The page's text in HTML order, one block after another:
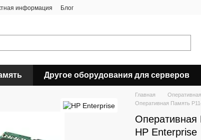
информация Блог
Другое оборудования для серверов
Главная
Оперативная Память
Оперативная
HP Enterprise